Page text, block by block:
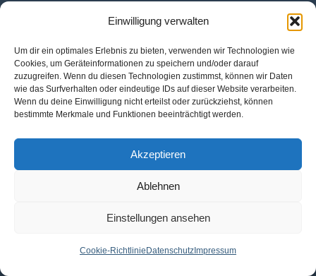
Einwilligung verwalten
Um dir ein optimales Erlebnis zu bieten, verwenden wir Technologien wie
Cookies, um Geräteinformationen zu speichern und/oder darauf
zuzugreifen. Wenn du diesen Technologien zustimmst, können wir Daten
wie das Surfverhalten oder eindeutige IDs auf dieser Website verarbeiten.
Wenn du deine Einwilligung nicht erteilst oder zurückziehst, können
bestimmte Merkmale und Funktionen beeinträchtigt werden.
Akzeptieren
Ablehnen
Einstellungen ansehen
Cookie-Richtlinie Datenschutz Impressum